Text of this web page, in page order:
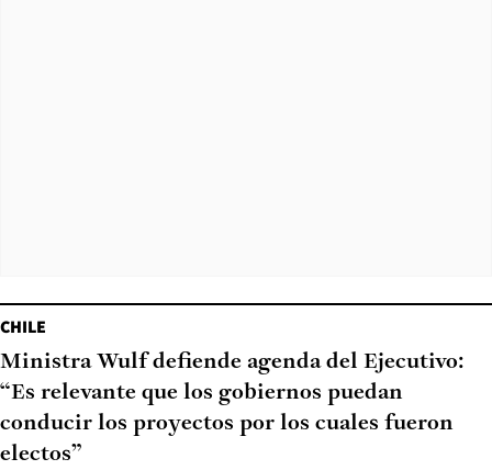
CHILE
Ministra Wulf defiende agenda del Ejecutivo:
“Es relevante que los gobiernos puedan
conducir los proyectos por los cuales fueron
electos”